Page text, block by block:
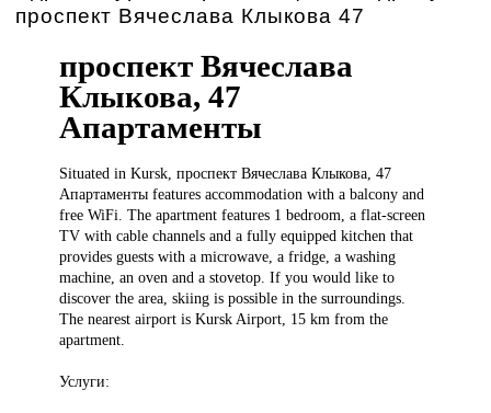
проспект Вячеслава Клыкова 47
проспект Вячеслава
Клыкова, 47
Апартаменты
Situated inKursk, проспект Вячеслава Клыкова, 47
Апартаменты features accommodation with a balcony and
free WiFi. The apartment features 1 bedroom, a flat-screen
TV with cable channels and a fully equipped kitchen that
provides guests with a microwave, a fridge, a washing
machine, an oven and a stovetop. If you would like to
discover the area, skiing is possible in the surroundings.
The nearest airport is Kursk Airport, 15 km from the
apartment.
Услуги: